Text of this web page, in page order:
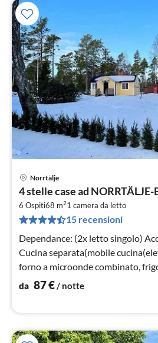
Norrtälje
4 stelle case ad
6 Ospiti68 m21 camera da letto
15 recensioni
Dependance: (2x letto singolo) Accesso a Internet DSL,
Cucina separata(mobile
forno a microonde combinato,
acqua dal pozzo)
da 87€/ notte